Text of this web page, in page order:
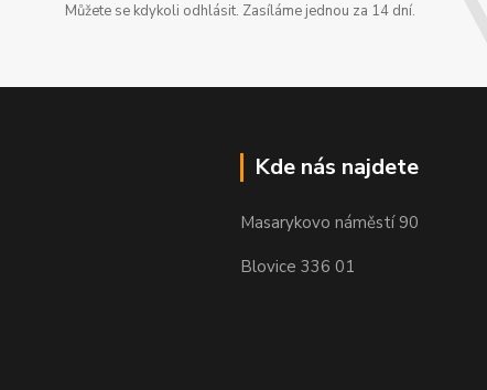
Můžete se kdykoli odhlásit. Zasíláme jednou za 14 dní.
Kde nás najdete
Masarykovo náměstí 90
Blovice 336 01